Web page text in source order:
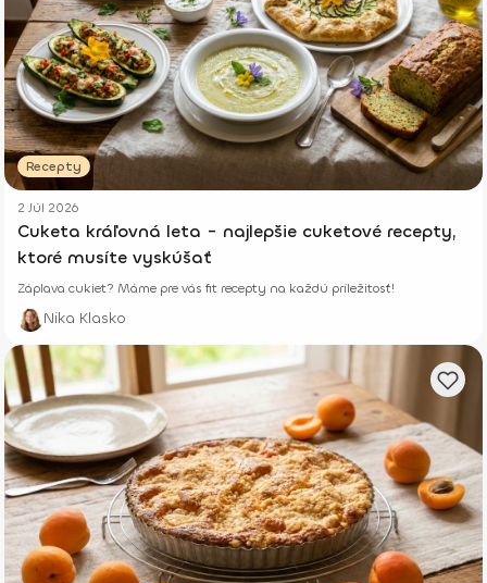
Recepty
2 Júl 2026
Cuketa kráľovná leta - najlepšie cuketové recepty,
ktoré musíte vyskúšať
Záplava cukiet? Máme pre vás fit recepty na každú príležitosť!
Nika Klasko